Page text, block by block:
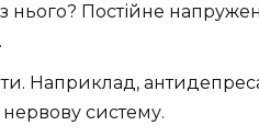
нього? Постійне
Наприклад,
систему.